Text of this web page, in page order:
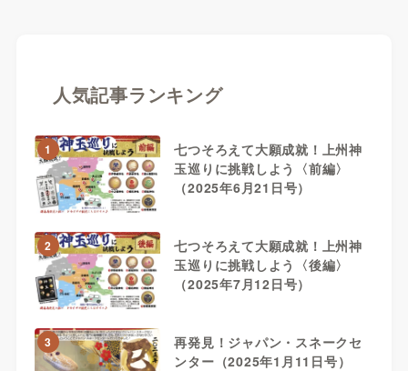
人気記事ランキング
1
七つそろえて大願成就！上州神
玉巡りに挑戦しよう〈前編〉
（2025年6月21日号）
2
七つそろえて大願成就！上州神
玉巡りに挑戦しよう〈後編〉
（2025年7月12日号）
3
再発見！ジャパン・スネークセ
ンター（2025年1月11日号）